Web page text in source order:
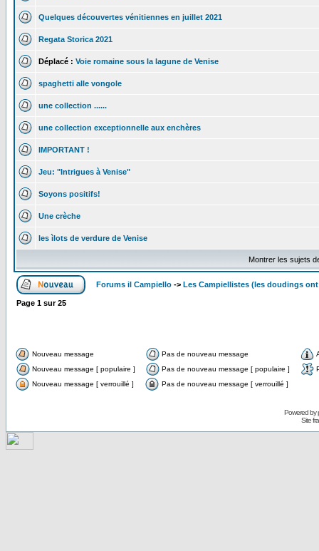
Quelques découvertes vénitiennes en juillet 2021
Regata Storica 2021
Déplacé : Voie romaine sous la lagune de Venise
spaghetti alle vongole
une collection ......
une collection exceptionnelle aux enchères
IMPORTANT !
Jeu: "Intrigues à Venise"
Soyons positifs!
Une crèche
les ìlots de verdure de Venise
Montrer les sujets
Forums il Campiello -> Les Campiellistes (les doudings
Page 1 sur25
Nouveau message Pas de nouveau message
Nouveau message [ populaire ]
Pas de nouveau message [ populaire ]
Nouveau message [ verrouillé ]
Pas de nouveau message [ verrouillé ]
Powered by
Site